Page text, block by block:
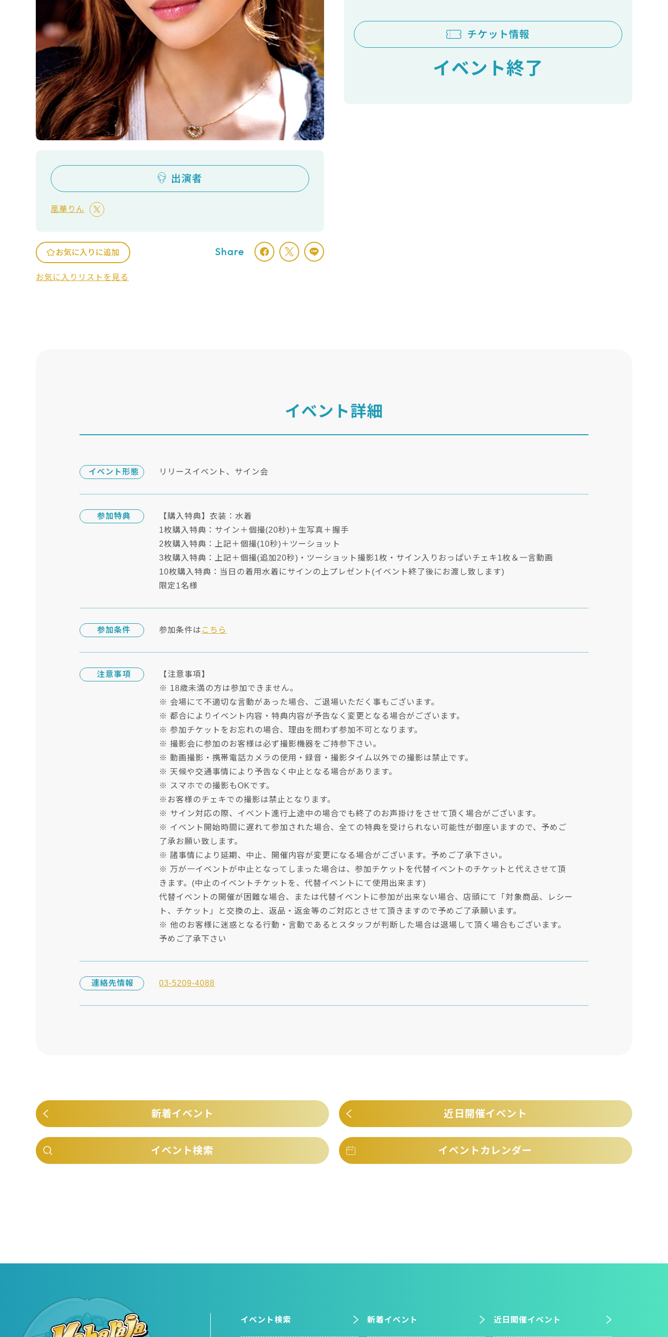
出演者
凰華りん
お気に入りに追加
お気に入りリストを見る
Share
チケット情報
イベント終了
イベント詳細
イベント形態 リリースイベント、サイン会
参加特典
【購入特典】衣装：水着
1枚購入特典：サイン＋個撮(20秒)＋生写真＋握手
2枚購入特典：上記＋個撮(10秒)＋ツーショット
3枚購入特典：上記＋個撮(追加20秒)・ツーショット撮影1枚・サイン入りおっぱいチェキ1枚＆一言動画
10枚購入特典：当日の着用水着にサインの上プレゼント(イベント終了後にお渡し致します)
限定1名様
参加条件 参加条件は こちら
注意事項
【注意事項】
※ 18歳未満の方は参加できません。
※ 会場にて不適切な言動があった場合、ご退場いただく事もございます。
※ 都合によりイベント内容・特典内容が予告なく変更となる場合がございます。
※ 参加チケットをお忘れの場合、理由を問わず参加不可となります。
※ 撮影会に参加のお客様は必ず撮影機器をご持参下さい。
※ 動画撮影・携帯電話カメラの使用・録音・撮影タイム以外での撮影は禁止です。
※ 天候や交通事情により予告なく中止となる場合があります。
※ スマホでの撮影もOKです。
※お客様のチェキでの撮影は禁止となります。
※ サイン対応の際、イベント進行上途中の場合でも終了のお声掛けをさせて頂く場合がございます。
※ イベント開始時間に遅れて参加された場合、全ての特典を受けられない可能性が御座いますので、予めご
了承お願い致します。
※ 諸事情により延期、中止、開催内容が変更になる場合がございます。予めご了承下さい。
※ 万が一イベントが中止となってしまった場合は、参加チケットを代替イベントのチケットと代えさせて頂
きます。(中止のイベントチケットを、代替イベントにて使用出来ます)
代替イベントの開催が困難な場合、または代替イベントに参加が出来ない場合、店頭にて「対象商品、レシー
ト、チケット」と交換の上、返品・返金等のご対応とさせて頂きますので予めご了承願います。
※ 他のお客様に迷惑となる行動・言動であるとスタッフが判断した場合は退場して頂く場合もございます。
予めご了承下さい
連絡先情報 03-5209-4088
新着イベント 近日開催イベント
イベント検索 イベントカレンダー
イベント検索 新着イベント 近日開催イベント